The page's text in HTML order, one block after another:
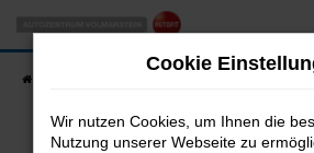
Zum
Hauptinhalt
springen
Cookie
Wir nutzen Cookies, um Ihnen die
Nutzung unserer Webseite zu